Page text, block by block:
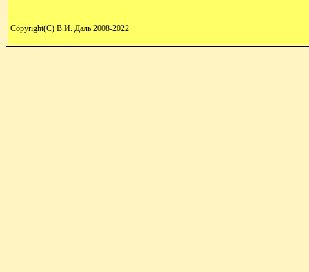
Copyright(C) В.И. Даль 2008-2022